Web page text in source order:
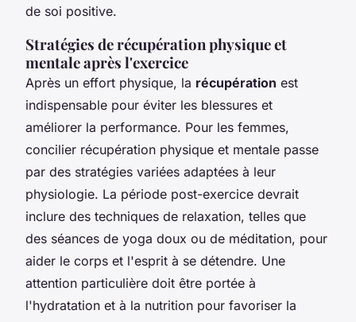
de soi positive.
Stratégies de récupération physique et
mentale après l'exercice
Après un effort physique, la récupération est
indispensable pour éviter les blessures et
améliorer la performance. Pour les femmes,
concilier récupération physique et mentale passe
par des stratégies variées adaptées à leur
physiologie. La période post-exercice devrait
inclure des techniques de relaxation, telles que
des séances de yoga doux ou de méditation, pour
aider le corps et l'esprit à se détendre. Une
attention particulière doit être portée à
l'hydratation et à la nutrition pour favoriser la